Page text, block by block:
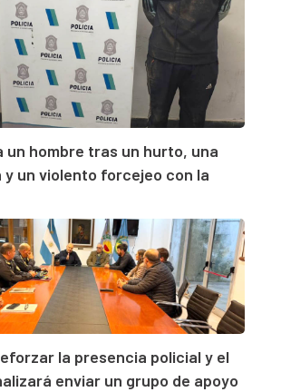
un hombre tras un hurto, una
un violento forcejeo con la
la presencia policial y el
enviar un grupo de apoyo